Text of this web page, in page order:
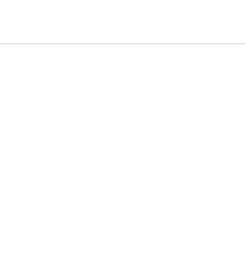
με μπαταρία